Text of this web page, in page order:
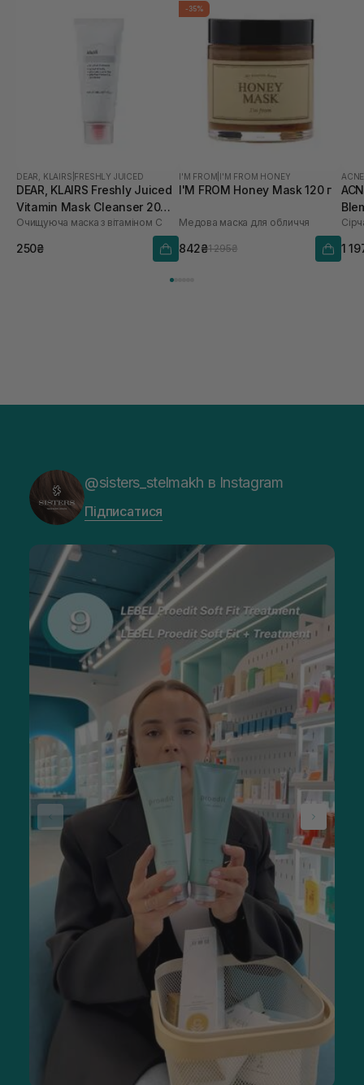
DEAR, KLAIRS FRESHLY JUICED
DEAR, KLAIRS Freshly Juiced
Vitamin Mask Cleanser 20
мл
Очищуюча маска з вітаміном С
250₴
-35%
I'M FROM I'M FROM HONEY
I'M FROM Honey Mask 120 г
Медова маска для обличчя
842₴1 295₴ 1
@sisters_stelmakh в Instagram
Підписатися